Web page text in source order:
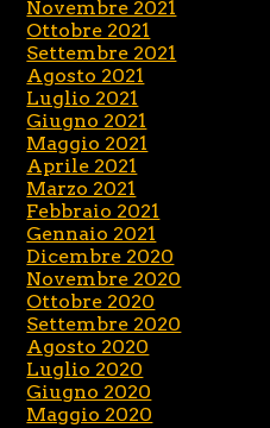
Novembre 2021
Ottobre 2021
Settembre 2021
Agosto 2021
Luglio 2021
Giugno 2021
Maggio 2021
Aprile 2021
Marzo 2021
Febbraio 2021
Gennaio 2021
Dicembre 2020
Novembre 2020
Ottobre 2020
Settembre 2020
Agosto 2020
Luglio 2020
Giugno 2020
Maggio 2020